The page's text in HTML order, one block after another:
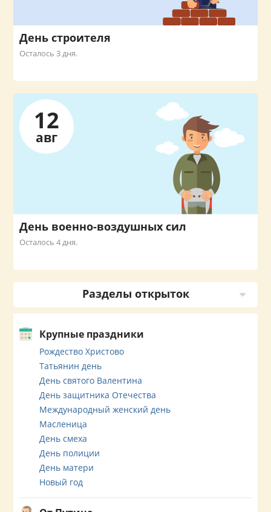
День строителя
Осталось 3 дня.
12
авг
День военно-воздушных сил
Осталось 4 дня.
Разделы открыток
Крупные праздники
Рождество Христово
Татьянин день
День святого Валентина
День защитника Отечества
Международный женский день
Масленица
День смеха
День полиции
День матери
Новый год